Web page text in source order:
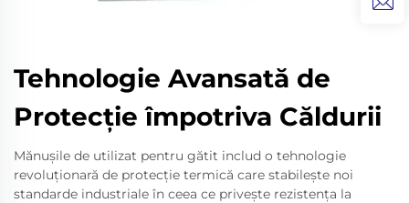
Tehnologie Avansată de
Protecție împotriva Căldurii
Mănușile de utilizat pentru gătit includ o tehnologie
revoluționară de protecție termică care stabilește noi
standarde industriale în ceea ce privește rezistența la